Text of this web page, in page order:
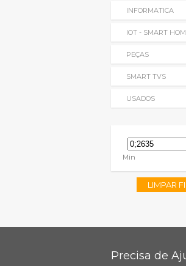
INFORMATICA
IOT - SMART
PEÇAS
SMART TVS
USADOS
Min
LIMPAR
Precisa de